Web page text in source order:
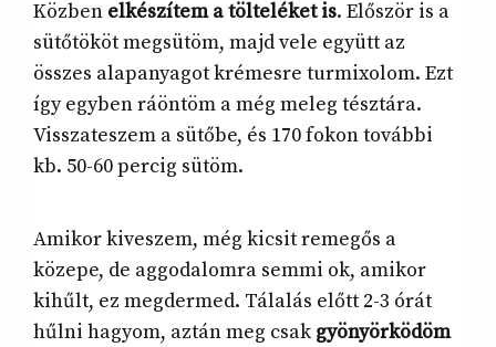
Közben elkészítem a tölteléket is. Először is a
sütőtököt megsütöm, majd vele együtt az
összes alapanyagot krémesre turmixolom. Ezt
így egyben ráöntöm a még meleg tésztára.
Visszateszem a sütőbe, és 170 fokon további
kb. 50-60 percig sütöm.
Amikor kiveszem, még kicsit remegős a
közepe, de aggodalomra semmi ok, amikor
kihűlt, ez megdermed. Tálalás előtt 2-3 órát
hűlni hagyom, aztán meg csak gyönyörködöm